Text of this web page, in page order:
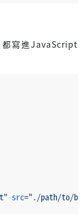
都寫進JavaScript
src="./path/to/